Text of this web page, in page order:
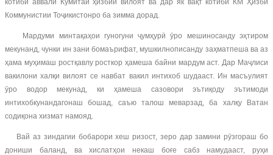
котиби аввали Кумитаи ҳизбии вилоят ва дар як вақт котиби КМ Ҳизби
Коммунистии Тоҷикистонро ба зимма дорад.
Мардуми минтақаҳои гуногуни ҷумҳурӣ ӯро мешиносанду эҳтиром
мекунанд, чунки ин зани бомаърифат, мушкилнописанду заҳматпеша ва аз
ҳама муҳимаш ростқавлу росткор ҳамеша байни мардум аст. Дар Маҷлиси
вакилони халқи вилоят се навбат вакил интихоб шудааст. Ин масъулият
ӯро водор мекунад, ки ҳамеша сазовори эътиқоду эътимоди
интихобкунандагонаш бошад, саъю талош меварзад, ба халқу Ватан
содиқона хизмат намояд.
Вай аз зиндагии бобарори хеш ризост, зеро дар замини рӯзгораш бо
дониши баланд, ва хислатҳои некаш боғе сабз намудааст, руҳи